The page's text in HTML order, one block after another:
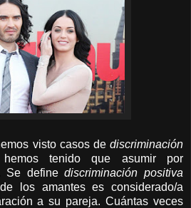
visto casos de discriminación
tenido que asumir por
Se definediscriminación positiva
los amantes es considerado/a
a su pareja. Cuántas veces